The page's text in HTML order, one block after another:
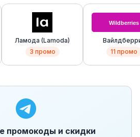
Ламода (Lamoda)
3 промо 11 промо
промокоды и скидки